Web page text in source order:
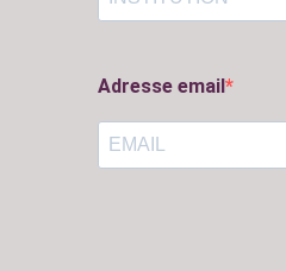
Adresse email